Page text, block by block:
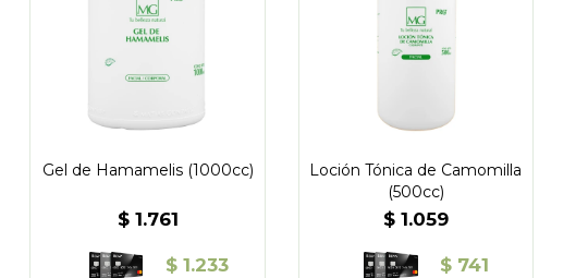
Gel de Hamamelis (1000cc)
$ 1.761
$ 1.233
Loción Tónica de Camomilla
(500cc)
$ 1.059
$ 741